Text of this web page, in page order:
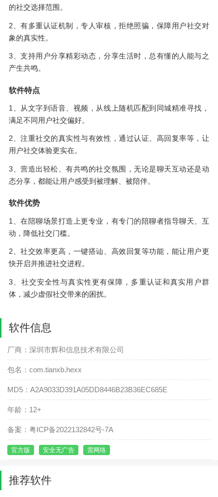
的社交选择范围。
2、有多重认证机制，专人审核，拒绝照骗，保障用户社交对
象的真实性。
3、支持用户分享精彩动态，分享生活时，总有懂的人能与之
产生共鸣。
软件特点
1、从文字到语音、视频，从线上随机匹配到同城精准寻找，
满足不同用户社交偏好。
2、注重社交的真实性与有效性，通过认证、高回复率等，让
用户社交体验更实在。
3、营造出轻松、有共鸣的社交氛围，无论是聊天互动还是动
态分享，都能让用户感受到被理解、被陪伴。
软件优势
1、在陪聊场景打造上更专业，有专门的陪聊者指导聊天、互
动，降低社交门槛。
2、社交效率更高，一键搭讪、高效回复等功能，能让用户更
快开启并推进社交进程。
3、社交安全性与真实性更有保障，多重认证和真实用户群
体，减少虚假社交带来的困扰。
软件信息
厂商：深圳市辉和信息技术有限公司
包名：com.tianxb.hexx
MD5：A2A9033D391A05DD8446B23B36EC685E
年龄：12+
备案：粤ICP备2022132842号-7A
官方版 安全无广告 需网络
推荐软件